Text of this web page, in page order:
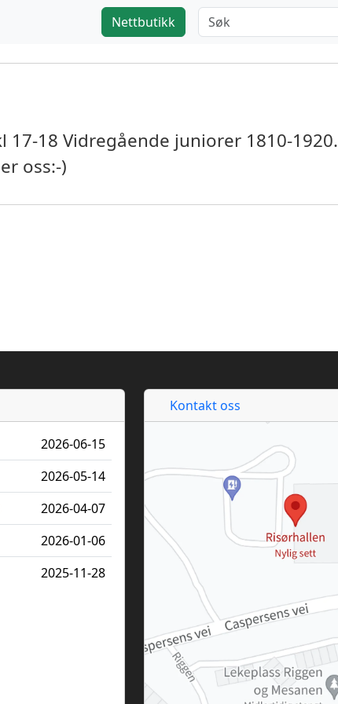
Nettbutikk
18 Vidregående juniorer 1810-1920.
oss:-)
2026-06-15
2026-05-14
2026-04-07
2026-01-06
2025-11-28
Kontakt oss